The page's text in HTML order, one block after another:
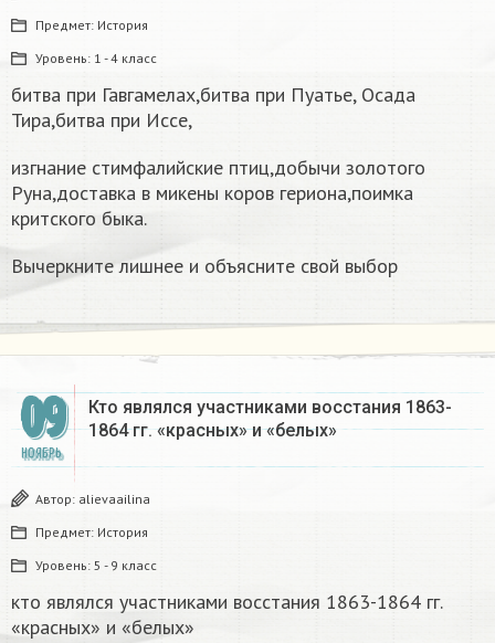
Предмет: История
Уровень: 1 - 4 класс
битва при Гавгамелах,битва при Пуатье, Осада
Тира,битва при Иссе,
изгнание стимфалийские птиц,добычи золотого
Руна,доставка в микены коров гериона,поимка
критского быка.
Вычеркните лишнее и объясните свой выбор ​
09
НОЯБРЬ
Кто являлся участниками восстания 1863-
1864 гг. «красных» и «белых»
Автор: alievaailina
Предмет: История
Уровень: 5 - 9 класс
кто являлся участниками восстания 1863-1864 гг.
«красных» и «белых»